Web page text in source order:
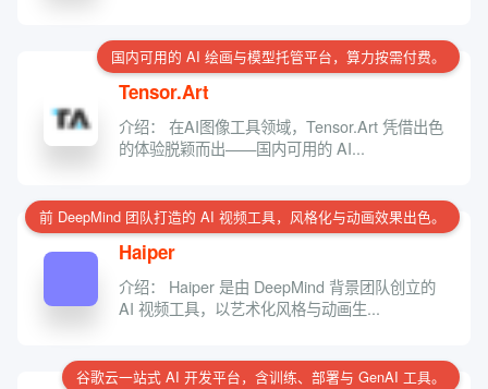
国内可用的 AI 绘画与模型托管平台，算力按需付费。
Tensor.Art
介绍： 在AI图像工具领域，Tensor.Art 凭借出色
的体验脱颖而出——国内可用的 AI...
前 DeepMind 团队打造的 AI 视频工具，风格化与动画效果出色。
Haiper
介绍： Haiper 是由 DeepMind 背景团队创立的
AI 视频工具，以艺术化风格与动画生...
谷歌云一站式 AI 开发平台，含训练、部署与 GenAI 工具。